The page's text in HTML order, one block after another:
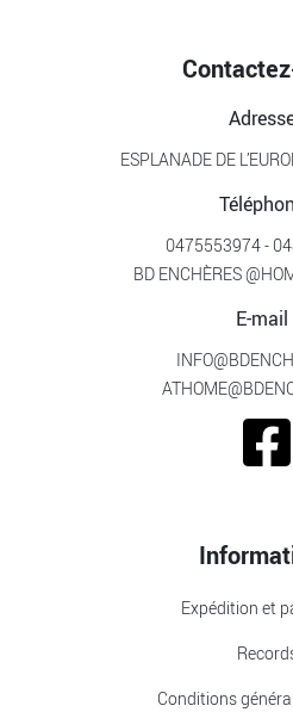
ESPLANADE DE
0475553974-
BD ENCHÈRES
E-mail
Expédition et
Conditions